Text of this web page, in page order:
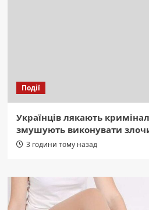
Події
Українців лякають
змушують виконувати
3 години тому назад